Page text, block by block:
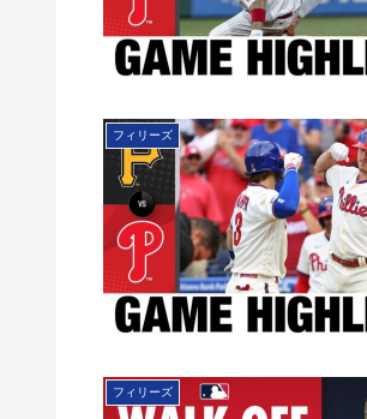
フィリーズ
フィリーズ